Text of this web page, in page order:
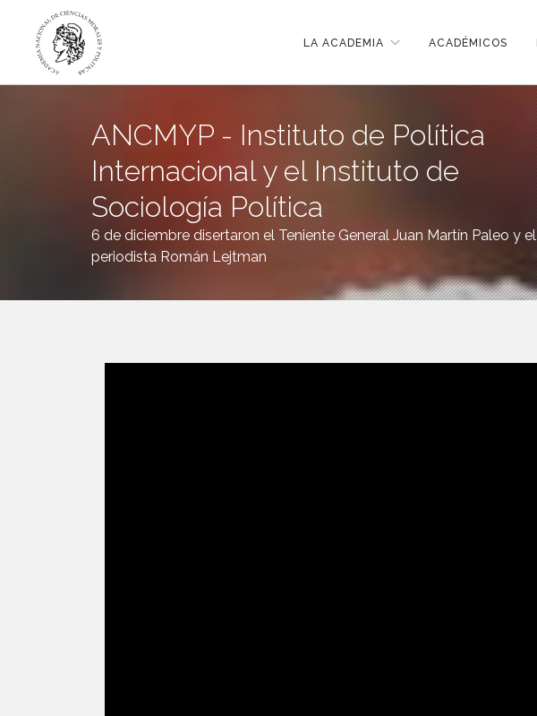
LA ACADEMIA ACADÉMICOS
ANCMYP - Instituto de Política
Internacional y el Instituto de
Sociología Política
6 de diciembre disertaron el Teniente General Juan Martín Paleo y el
periodista Román Lejtman